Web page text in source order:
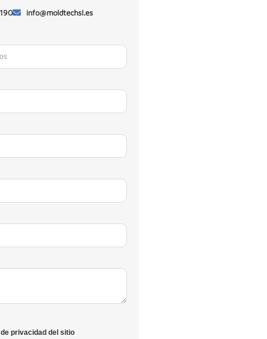
info@moldtechsl.es
privacidad del sitio